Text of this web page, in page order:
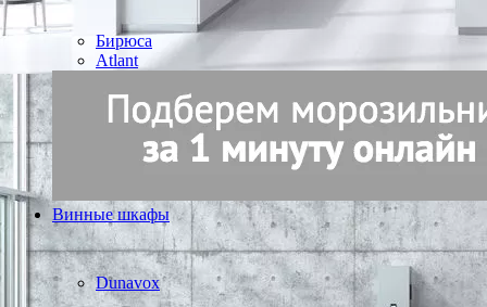
Бирюса
Atlant
Винные шкафы
Dunavox